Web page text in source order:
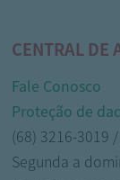
CENTRAL DE
Fale Conosco
Proteção de
(68) 3216-3019
Segunda a